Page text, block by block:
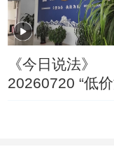
《今日说法》
20260720 “低价